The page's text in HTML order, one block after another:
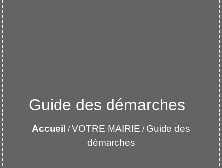
Guide des démarches
Accueil /VOTRE MAIRIE / Guide des
démarches